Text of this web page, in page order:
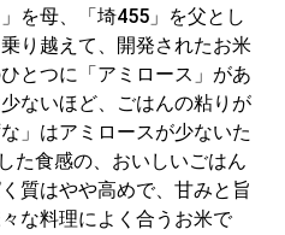
を母、「埼455」を父とし
り越えて、開発されたお米
とつに「アミロース」があ
ないほど、ごはんの粘りが
」はアミロースが少ないた
た食感の、おいしいごはん
質はやや高めで、甘みと旨
な料理によく合うお米で